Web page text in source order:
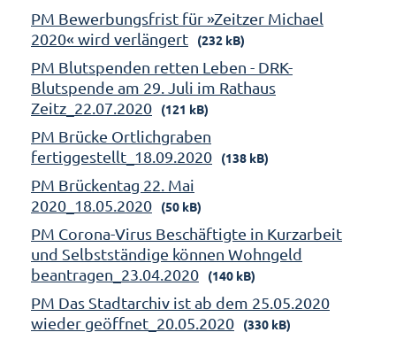
PM Bewerbungsfrist für »Zeitzer Michael
2020« wird verlängert
(232 kB)
PM Blutspenden retten Leben - DRK-
Blutspende am 29. Juli im Rathaus
Zeitz_22.07.2020
(121 kB)
PM Brücke Ortlichgraben
fertiggestellt_18.09.2020
(138 kB)
PM Brückentag 22. Mai
2020_18.05.2020
(50 kB)
PM Corona-Virus Beschäftigte in Kurzarbeit
und Selbstständige können Wohngeld
beantragen_23.04.2020
(140 kB)
PM Das Stadtarchiv ist ab dem 25.05.2020
wieder geöffnet_20.05.2020
(330 kB)